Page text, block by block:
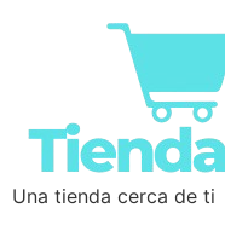
Una tienda cerca de ti